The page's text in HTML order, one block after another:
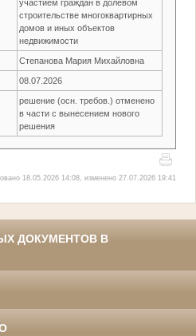
участием граждан в долевом
строительстве многоквартирных
домов и иных объектов
недвижимости
Степанова Мария Михайловна
08.07.2026
решение (осн. требов.) отменено
в части с вынесением нового
решения
18.05.2026 14:08, изменено 27.07.2026 19:41
ДОКУМЕНТОВ В